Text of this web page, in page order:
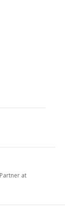
at